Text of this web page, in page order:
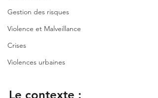
Gestion des risques
Violence et Malveillance
Crises
Violences urbaines
Le contexte :